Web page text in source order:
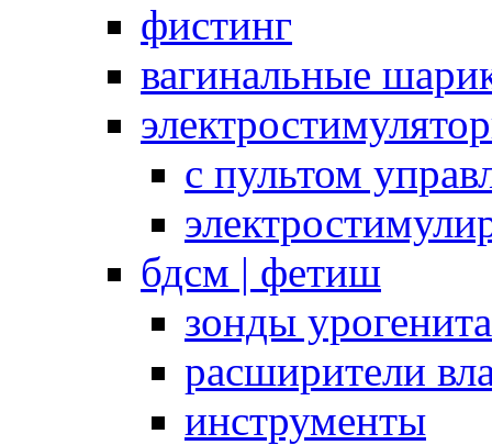
фистинг
вагинальные
с пультом
бдсм | фетиш
зонды
расширители
инструменты